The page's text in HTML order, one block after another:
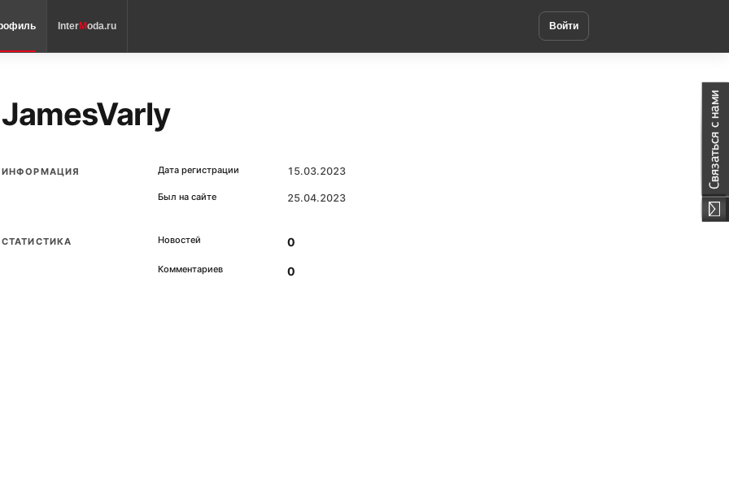
InterModa.ru Войти
JamesVarly
ИНФОРМАЦИЯ Дата регистрации 15.03.2023
Был на сайте 25.04.2023
СТАТИСТИКА Новостей 0
Комментариев 0